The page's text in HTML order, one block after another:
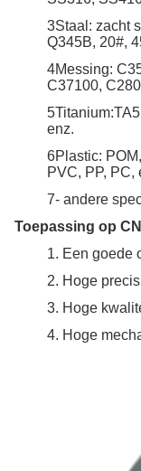
3Staal: zacht
Q345B, 20#,
4Messing:
C37100,
enz.
6Plastic:
PVC, PP, PC,
7- andere
Toepassing op
1. Een goede
2. Hoge
3. Hoge
4. Hoge